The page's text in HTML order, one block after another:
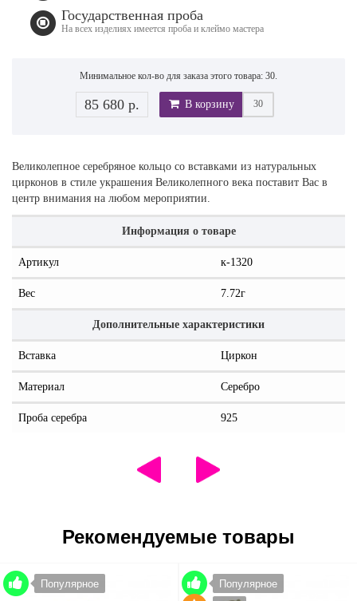
Государственная проба
На всех изделиях имеется проба и клеймо мастера
Минимальное кол-во для заказа этого товара: 30.
85 680 р. В корзину
Великолепное серебряное кольцо со вставками из натуральных
цирконов в стиле украшения Великолепного века поставит Вас в
центр внимания на любом мероприятии.
Информация о товаре
Артикул к-1320
Вес 7.72г
Дополнительные характеристики
Вставка Циркон
Материал Серебро
Проба серебра 925
Рекомендуемые товары
Популярное
Популярное